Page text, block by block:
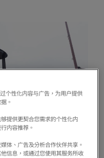
个性化内容与广告，为用户提供
。
提供更契合您需求的个性化内
内容推荐。
体、广告及分析合作伙伴共享。
信息，或通过您使用其服务所收